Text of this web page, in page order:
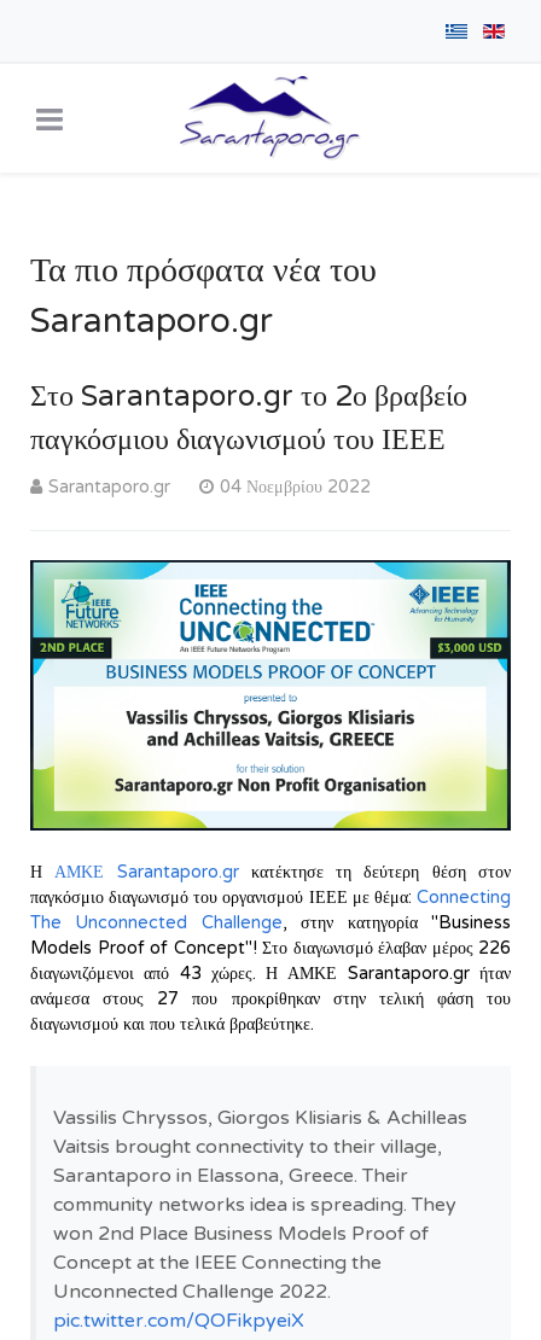
Τα πιο πρόσφατα νέα του
Sarantaporo.gr
Στο Sarantaporo.gr το 2ο βραβείο
παγκόσμιου διαγωνισμού του ΙΕΕΕ
Sarantaporo.gr 04 Νοεμβρίου 2022
ΗΑΜΚΕ Sarantaporo.grκατέκτησε τη δεύτερη θέση στον
παγκόσμιο διαγωνισμό του οργανισμού ΙΕΕΕ με θέμα: Connecting
The Unconnected Challenge, στην κατηγορία "Business
Models Proof of Concept"! Στο διαγωνισμό έλαβαν μέρος 226
διαγωνιζόμενοι από 43 χώρες. Η ΑΜΚΕ Sarantaporo.gr ήταν
ανάμεσα στους 27 που προκρίθηκαν στην τελική φάση του
διαγωνισμού και που τελικά βραβεύτηκε.
Vassilis Chryssos, Giorgos Klisiaris & Achilleas
Vaitsis brought connectivity to their village,
Sarantaporo in Elassona, Greece. Their
community networks idea is spreading. They
won 2nd Place Business Models Proof of
Concept at the IEEE Connecting the
Unconnected Challenge 2022.
pic.twitter.com/QOFikpyeiX